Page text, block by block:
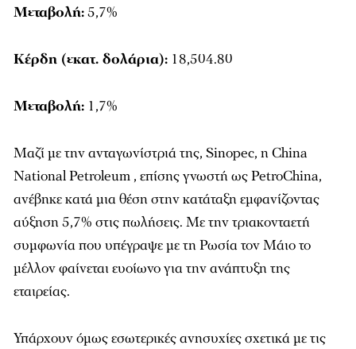
Μεταβολή:5,7%
Κέρδη (εκατ. δολάρια): 18,504.80
Μεταβολή: 1,7%
Μαζί με την ανταγωνίστριά της, Sinopec, η China
National Petroleum , επίσης γνωστή ως PetroChina,
ανέβηκε κατά μια θέση στην κατάταξη εμφανίζοντας
αύξηση 5,7% στις πωλήσεις. Με την τριακονταετή
συμφωνία που υπέγραψε με τη Ρωσία τον Μάιο το
μέλλον φαίνεται ευοίωνο για την ανάπτυξη της
εταιρείας.
Υπάρχουν όμως εσωτερικές ανησυχίες σχετικά με τις